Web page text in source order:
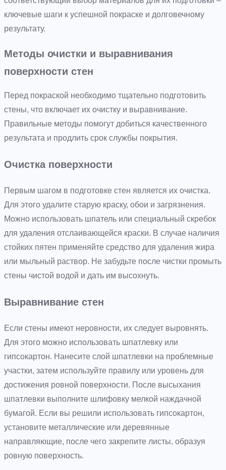
ключевые шаги к успешной покраске и долговечному
результату.
Методы очистки и выравнивания
поверхности стен
Перед покраской необходимо тщательно подготовить
стены, что включает их очистку и выравнивание.
Правильные методы помогут добиться качественного
результата и продлить срок службы покрытия.
Очистка поверхности
Первым шагом в подготовке стен является их очистка.
Для этого удалите старую краску, обои и загрязнения.
Можно использовать шпатель или специальный скребок
для удаления отслаивающейся краски. В случае наличия
стойких пятен применяйте средство для удаления жира
или мыльный раствор. Не забудьте после чистки промыть
стены чистой водой и дать им высохнуть.
Выравнивание стен
Если стены имеют неровности, их следует выровнять.
Для этого можно использовать шпатлевку или
гипсокартон. Нанесите слой шпатлевки на проблемные
участки, затем используйте правилу или уровень для
достижения ровной поверхности. После высыхания
шпатлевки выполните шлифовку мелкой наждачной
бумагой. Если вы решили использовать гипсокартон,
установите металлические или деревянные
направляющие, после чего закрепите листы, образуя
ровную поверхность.